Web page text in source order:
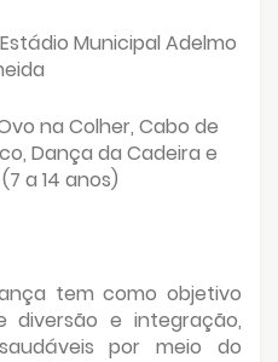
Municipal Adelmo
na Colher, Cabo de
Dança da Cadeira e
a 14 anos)
tem como objetivo
diversão e integração,
por meio do